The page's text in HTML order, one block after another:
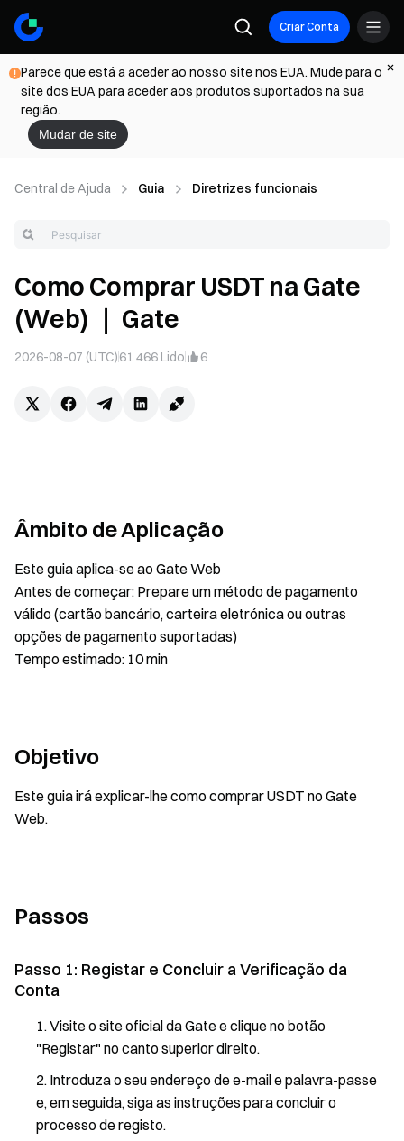
Criar Conta
Parece que está a aceder ao nosso site nos EUA. Mude para o
site dos EUA para aceder aos produtos suportados na sua
região.
Mudar de site
Central de Ajuda Guia Diretrizes funcionais
Como Comprar USDT na Gate
(Web) ｜ Gate
2026-08-07 (UTC)61 466 Lido 6
Âmbito de Aplicação
Este guia aplica-se ao Gate Web
Antes de começar: Prepare um método de pagamento
válido (cartão bancário, carteira eletrónica ou outras
opções de pagamento suportadas)
Tempo estimado: 10 min
Objetivo
Este guia irá explicar-lhe como comprar USDT no Gate
Web.
Passos
Passo 1: Registar e Concluir a Verificação da
Conta
Visite o site oficial da Gate e clique no botão
"Registar" no canto superior direito.
Introduza o seu endereço de e-mail e palavra-passe
e, em seguida, siga as instruções para concluir o
processo de registo.